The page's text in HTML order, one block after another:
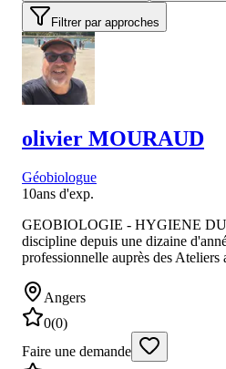
Filtrer par approches
olivier MOURAUD
Géobiologue
10ans d'exp.
GEOBIOLOGIE - HYGIENE
discipline depuis une dizaine
professionnelle auprès des Ateliers
Angers
0(0)
Faire une demande